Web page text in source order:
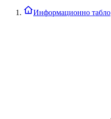
Информационно табло